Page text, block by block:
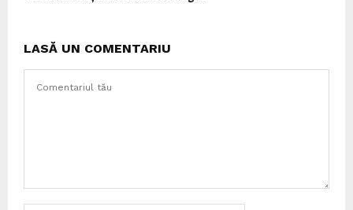
LASĂ UN COMENTARIU